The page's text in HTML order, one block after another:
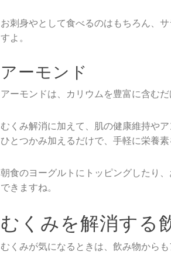
お刺身やとして食べるのはもちろん、
すよ。
アーモンド
アーモンドは、カリウムを豊富に含む
むくみ解消に加えて、肌の健康維持や
ひとつかみ加えるだけで、手軽に栄養素
朝食のヨーグルトにトッピングしたり
できますね。
むくみを解消する
むくみが気になるときは、飲み物から